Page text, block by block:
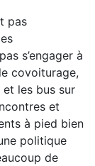
pas
s’engager à
covoiturage,
les bus sur
et
à pied bien
politique
de